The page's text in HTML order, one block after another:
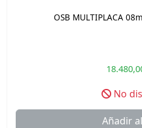
OSB MULTIPLACA
No
Añadir